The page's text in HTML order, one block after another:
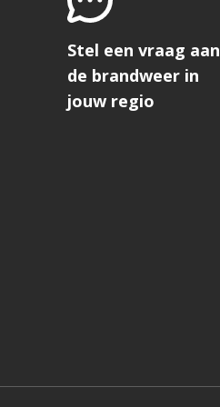
Stel een vraag aan
de brandweer in
jouw regio